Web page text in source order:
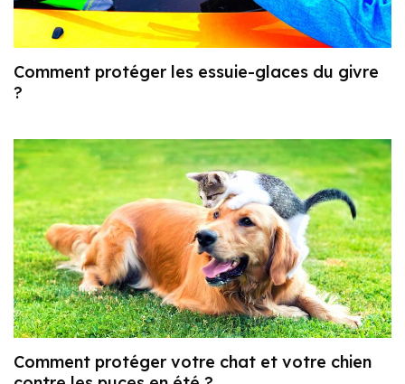
Comment protéger les essuie-glaces du givre
?
Comment protéger votre chat et votre chien